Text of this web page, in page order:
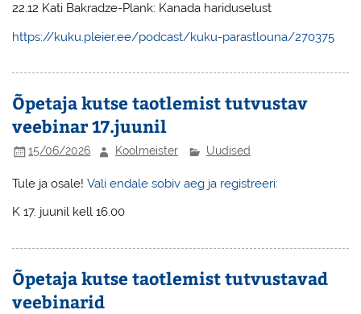
22.12 Kati Bakradze-Plank: Kanada hariduselust
https://kuku.pleier.ee/podcast/kuku-parastlouna/270375
Õpetaja kutse taotlemist tutvustav
veebinar 17.juunil
15/06/2026 Koolmeister Uudised
Tule ja osale!Vali endale sobiv aeg ja registreeri:
K 17. juunil kell 16.00
Õpetaja kutse taotlemist tutvustavad
veebinarid